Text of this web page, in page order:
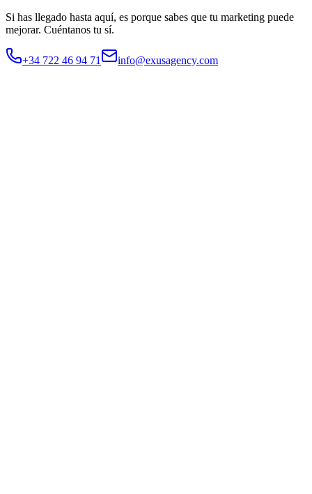
Si has llegado hasta aquí, es porque sabes que tu marketing puede
mejorar. Cuéntanos tu sí.
+34 722 46 94 71 info@exusagency.com